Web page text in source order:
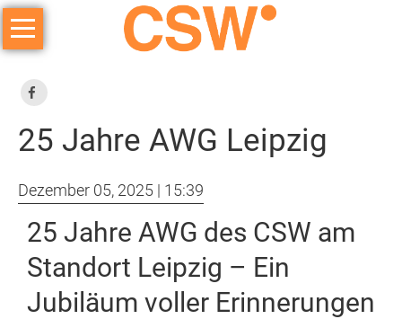
Navigation
überspringen
ICH
DU
Angebote
arbeiten
lernen
25 Jahre AWG Leipzig
Dezember 05, 2025 | 15:39
25 Jahre AWG des CSW am
Standort Leipzig – Ein
Jubiläum voller Erinnerungen